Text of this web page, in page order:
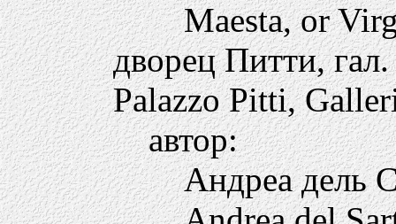
Maesta, or
дворец Питти,
Palazzo Pitti,
автор:
Андреа дель